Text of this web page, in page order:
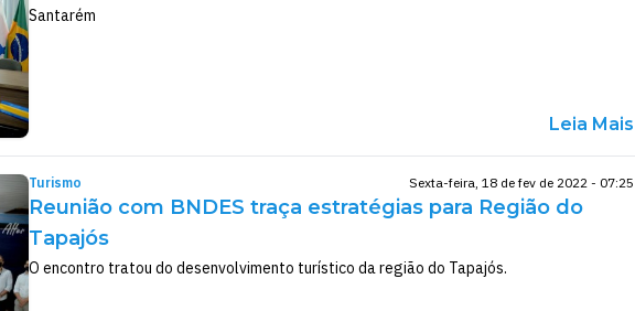
Santarém
Leia Mais
Turismo Sexta-feira, 18 de fev de 2022 - 07:25
Reunião com BNDES traça estratégias para Região do
Tapajós
O encontro tratou do desenvolvimento turístico da região do Tapajós.